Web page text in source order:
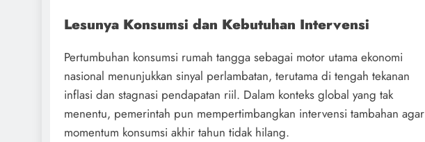
Lesunya Konsumsi dan Kebutuhan Intervensi
Pertumbuhan konsumsi rumah tangga sebagai motor utama ekonomi
nasional menunjukkan sinyal perlambatan, terutama di tengah tekanan
inflasi dan stagnasi pendapatan riil. Dalam konteks global yang tak
menentu, pemerintah pun mempertimbangkan intervensi tambahan agar
momentum konsumsi akhir tahun tidak hilang.